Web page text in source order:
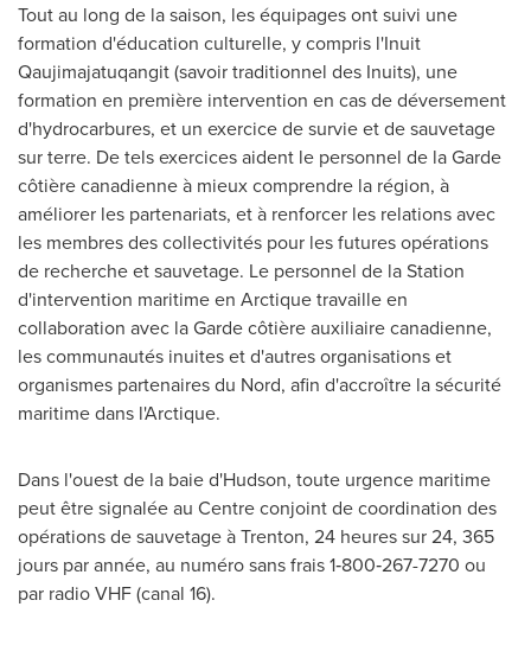
Tout au long de la saison, les équipages ont suivi une
formation d'éducation culturelle, y compris l'Inuit
Qaujimajatuqangit (savoir traditionnel des Inuits), une
formation en première intervention en cas de déversement
d'hydrocarbures, et un exercice de survie et de sauvetage
sur terre. De tels exercices aident le personnel de la Garde
côtière canadienne à mieux comprendre la région, à
améliorer les partenariats, et à renforcer les relations avec
les membres des collectivités pour les futures opérations
de recherche et sauvetage. Le personnel de la Station
d'intervention maritime en Arctique travaille en
collaboration avec la Garde côtière auxiliaire canadienne,
les communautés inuites et d'autres organisations et
organismes partenaires du Nord, afin d'accroître la sécurité
maritime dans l'Arctique.
Dans l'ouest de la baie d'Hudson, toute urgence maritime
peut être signalée au Centre conjoint de coordination des
opérations de sauvetage àTrenton, 24 heures sur 24, 365
jours par année, au numéro sans frais 1‑800‑267-7270 ou
par radio VHF (canal 16).